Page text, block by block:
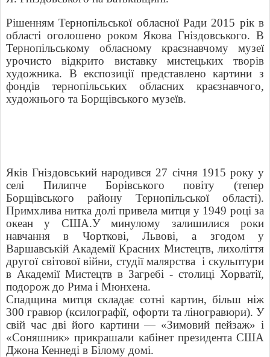
Рішенням Тернопільської обласної Ради 2015 рік в
області оголошено роком Якова Гніздовського. В
Тернопільському обласному краєзнавчому музеї
урочисто відкрито виставку мистецьких творів
художника. В експозиції представлено картини з
фондів тернопільських обласних краєзнавчого,
художнього та Борщівського музеїв.
Яків Гніздовський народився 27 січня 1915 року у
селі Пилипче Борівського повіту (тепер
Борщівського району Тернопільської області).
Примхлива нитка долі привела митця у 1949 році за
океан у США.У минулому залишилися роки
навчання в Чорткові, Львові, а згодом у
Варшавській Академії Красних Мистецтв, лихоліття
другої світової війни, студії малярства і скульптури
в Академії Мистецтв в Загребі - столиці Хорватії,
подорож до Рима і Мюнхена.
Спадщина митця складає сотні картин, більш ніж
300 гравюр (ксилографії, офорти та ліногравюри). У
свій час дві його картини — «Зимовий пейзаж» і
«Соняшник» прикрашали кабінет президента США
Джона Кеннеді в Білому домі.